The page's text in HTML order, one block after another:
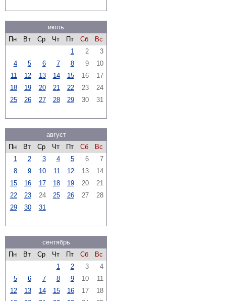
июль
Пн
Вт Ср Чт Пт Сб
Вс
1
2
3
4
5 6 7 8 9
10
11
12 13 14 15 16
17
18
19 20 21 22 23
24
25
26 27 28 29 30 31
август
Пн
Вт Ср Чт Пт Сб
Вс
1
2 3 4 5 6
7
8
9 10 11 12 13
14
15
16 17 18 19 20
21
22
23 24 25 26 27
28
29
30 31
сентябрь
Пн
Вт Ср Чт Пт Сб
Вс
1
2 3
4
5
6 7 8 9 10
11
12
13 14 15 16 17
18